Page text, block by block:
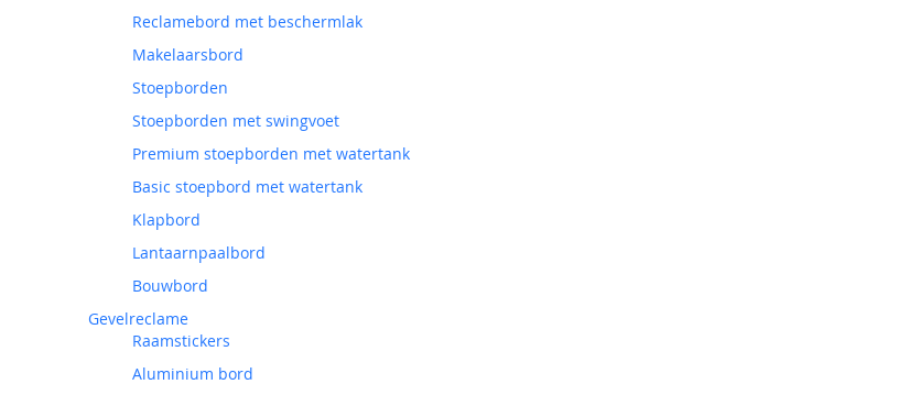
Reclamebord met beschermlak
Makelaarsbord
Stoepborden
Stoepborden met swingvoet
Premium stoepborden met watertank
Basic stoepbord met watertank
Klapbord
Lantaarnpaalbord
Bouwbord
Gevelreclame
Raamstickers
Aluminium bord